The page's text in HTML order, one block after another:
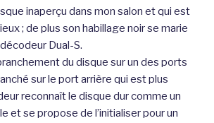
inaperçu dans mon salon et qui est
; de plus son habillage noir se marie
Dual-S.
du disque sur un des ports
sur le port arrière qui est plus
reconnaît le disque dur comme un
et se propose de l’initialiser pour un